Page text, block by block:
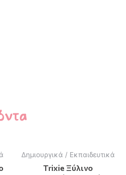
Δημιουργικά / Εκπαιδευτικά
Trixie Ξύλινο